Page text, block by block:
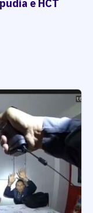
e HCT